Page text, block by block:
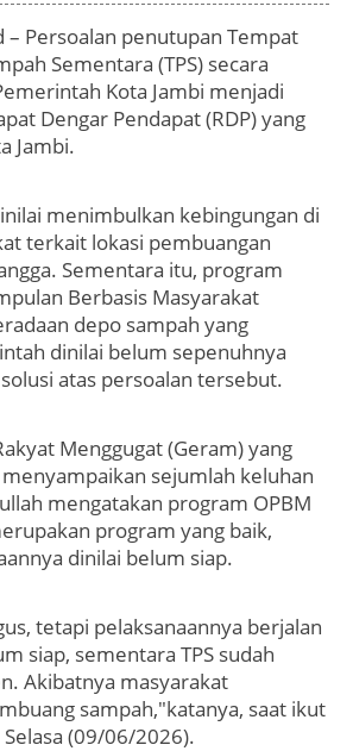
– Persoalan penutupan Tempat
Sementara (TPS) secara
Kota Jambi menjadi
Dengar Pendapat (RDP) yang
Jambi.
menimbulkan kebingungan di
terkait lokasi pembuangan
Sementara itu, program
Berbasis Masyarakat
depo sampah yang
dinilai belum sepenuhnya
atas persoalan tersebut.
Menggugat (Geram) yang
sejumlah keluhan
mengatakan program OPBM
program yang baik,
dinilai belum siap.
tetapi pelaksanaannya berjalan
siap, sementara TPS sudah
Akibatnya masyarakat
sampah,"katanya, saat ikut
Selasa (09/06/2026).